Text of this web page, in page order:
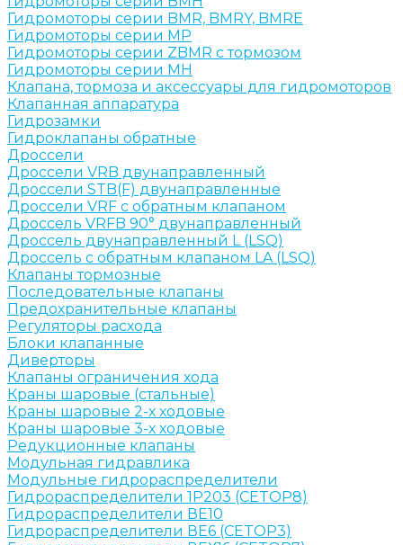
Гидромоторы серии BМR, BMRY, BМRE
Гидромоторы серии MP
Гидромоторы серии ZBMR с тормозом
Гидромоторы серии МH
Клапана, тормоза и аксессуары для гидромоторов
Клапанная аппаратура
Гидрозамки
Гидроклапаны обратные
Дроссели
Дроссели VRB двунаправленный
Дроссели STB(F) двунаправленные
Дроссели VRF с обратным клапаном
Дроссель VRFB 90° двунаправленный
Дроссель двунаправленный L (LSQ)
Дроссель с обратным клапаном LA (LSQ)
Клапаны тормозные
Последовательные клапаны
Предохранительные клапаны
Регуляторы расхода
Блоки клапанные
Диверторы
Клапаны ограничения хода
Краны шаровые (стальные)
Краны шаровые 2-х ходовые
Краны шаровые 3-х ходовые
Редукционные клапаны
Модульная гидравлика
Модульные гидрораспределители
Гидрораспределители 1Р203 (CETOP8)
Гидрораспределители ВЕ10
Гидрораспределители ВЕ6 (CETOP3)